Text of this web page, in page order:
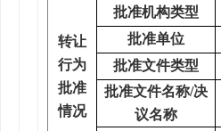
转让
行为
批准
情况
批准机构类型
批准单位
批准文件类型
批准文件名称/决
议名称